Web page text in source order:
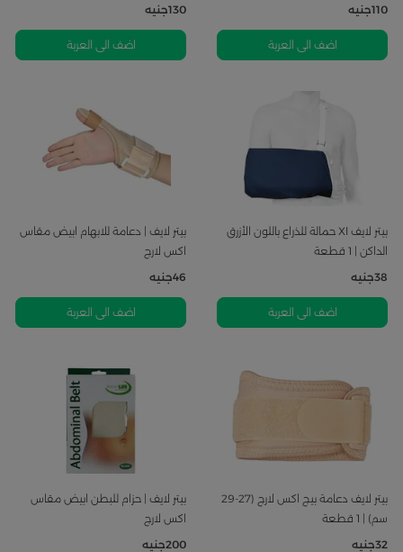
110جنيه
اضف الى العربة
130جنيه
اضف الى العربة
بيتر لايف Xl حمالة للذراع باللون الأزرق
الداكن | 1 قطعة
38جنيه
اضف الى العربة
بيتر لايف | دعامة للابهام ابيض مقاس
اكس لارج
46جنيه
اضف الى العربة
بيتر لايف دعامة بيج اكس لارج (27-29
سم) | 1 قطعة
32جنيه
بيتر لايف | حزام للبطن ابيض مقاس
اكس لارج
200جنيه